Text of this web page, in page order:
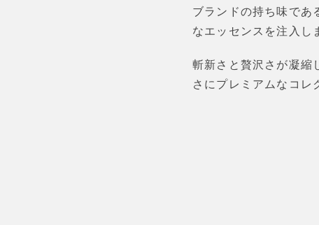
ブランドの持ち味であ
なエッセンスを注入し
斬新さと贅沢さが凝縮
さにプレミアムなコレ